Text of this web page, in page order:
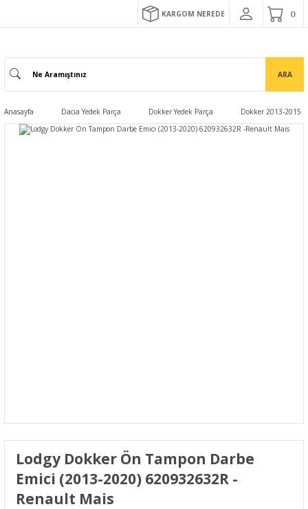
KARGOM NEREDE
ARA
Anasayfa Dacia Yedek Parça Dokker Yedek Parça Dokker 2013-2015
Lodgy Dokker Ön Tampon Darbe
Emici (2013-2020) 620932632R -
Renault Mais